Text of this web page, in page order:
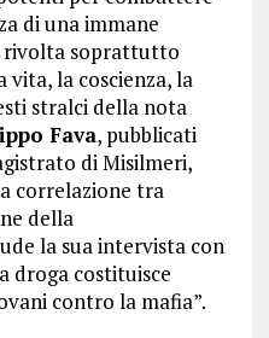
di una immane
rivolta soprattutto
la coscienza, la
stralci della nota
Fava, pubblicati
di Misilmeri,
correlazione tra
della
la sua intervista con
droga costituisce
contro la mafia”.